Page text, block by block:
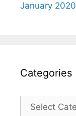
January 2020
Categories
Categories